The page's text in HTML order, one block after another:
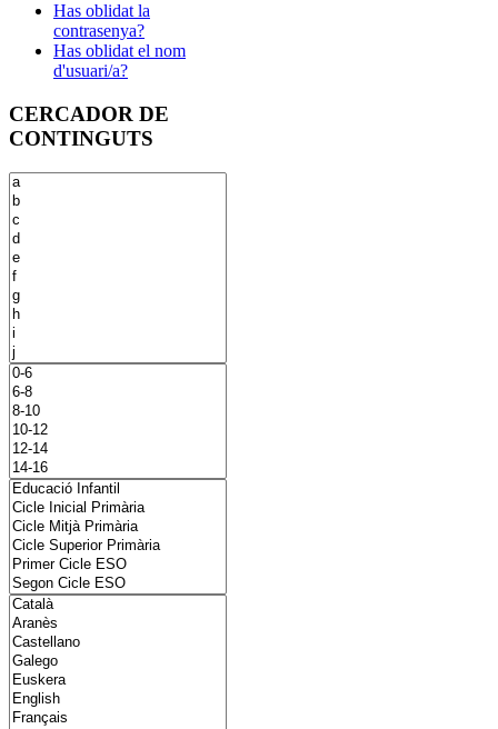
Has oblidat la
contrasenya?
Has oblidat el nom
d'usuari/a?
CERCADOR DE
CONTINGUTS